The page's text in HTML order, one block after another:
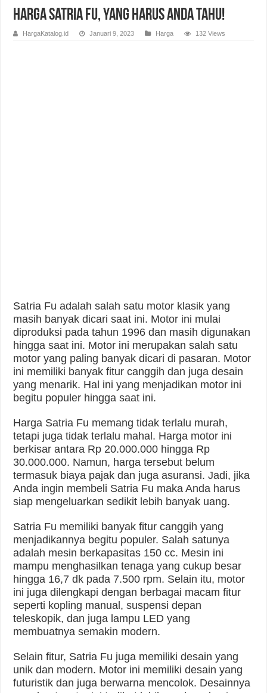
Harga Satria Fu, Yang Harus Anda Tahu!
HargaKatalog.id Januari 9, 2023 Harga 132 Views
Satria Fu adalah salah satu motor klasik yang
masih banyak dicari saat ini. Motor ini mulai
diproduksi pada tahun 1996 dan masih digunakan
hingga saat ini. Motor ini merupakan salah satu
motor yang paling banyak dicari di pasaran. Motor
ini memiliki banyak fitur canggih dan juga desain
yang menarik. Hal ini yang menjadikan motor ini
begitu populer hingga saat ini.
Harga Satria Fu memang tidak terlalu murah,
tetapi juga tidak terlalu mahal. Harga motor ini
berkisar antara Rp 20.000.000 hingga Rp
30.000.000. Namun, harga tersebut belum
termasuk biaya pajak dan juga asuransi. Jadi, jika
Anda ingin membeli Satria Fu maka Anda harus
siap mengeluarkan sedikit lebih banyak uang.
Satria Fu memiliki banyak fitur canggih yang
menjadikannya begitu populer. Salah satunya
adalah mesin berkapasitas 150 cc. Mesin ini
mampu menghasilkan tenaga yang cukup besar
hingga 16,7 dk pada 7.500 rpm. Selain itu, motor
ini juga dilengkapi dengan berbagai macam fitur
seperti kopling manual, suspensi depan
teleskopik, dan juga lampu LED yang
membuatnya semakin modern.
Selain fitur, Satria Fu juga memiliki desain yang
unik dan modern. Motor ini memiliki desain yang
futuristik dan juga berwarna mencolok. Desainnya